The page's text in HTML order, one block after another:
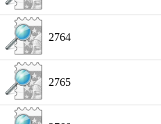
2764
2765